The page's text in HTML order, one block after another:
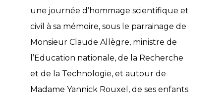
une journée d’hommage scientifique et
civil à sa mémoire, sous le parrainage de
Monsieur Claude Allègre, ministre de
l’Education nationale, de la Recherche
et de la Technologie, et autour de
Madame Yannick Rouxel, de ses enfants